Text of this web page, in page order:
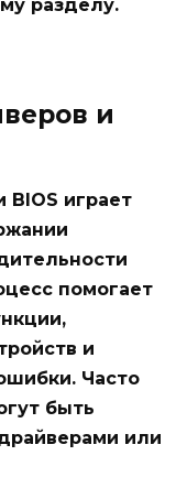
разделу.
и
играет
помогает
и
Часто
быть
или